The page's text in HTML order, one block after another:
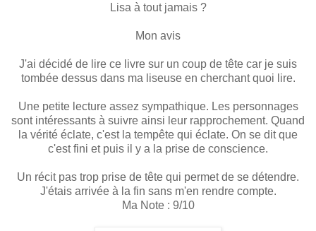
Lisa à tout jamais ?
Mon avis
J'ai décidé de lire ce livre sur un coup de tête car je suis
tombée dessus dans ma liseuse en cherchant quoi lire.
Une petite lecture assez sympathique. Les personnages
sont intéressants à suivre ainsi leur rapprochement. Quand
la vérité éclate, c'est la tempête qui éclate. On se dit que
c'est fini et puis il y a la prise de conscience.
Un récit pas trop prise de tête qui permet de se détendre.
J'étais arrivée à la fin sans m'en rendre compte.
Ma Note : 9/10